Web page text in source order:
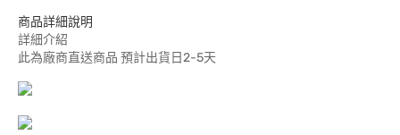
商品詳細說明
詳細介紹
此為廠商直送商品 預計出貨日2-5天